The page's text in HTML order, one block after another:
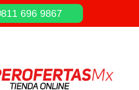
811 696 9867